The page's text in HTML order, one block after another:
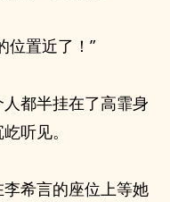
位置近了！”
都半挂在了高霏身
听见。
希言的座位上等她